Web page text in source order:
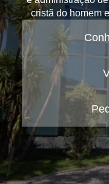
cristã do homem